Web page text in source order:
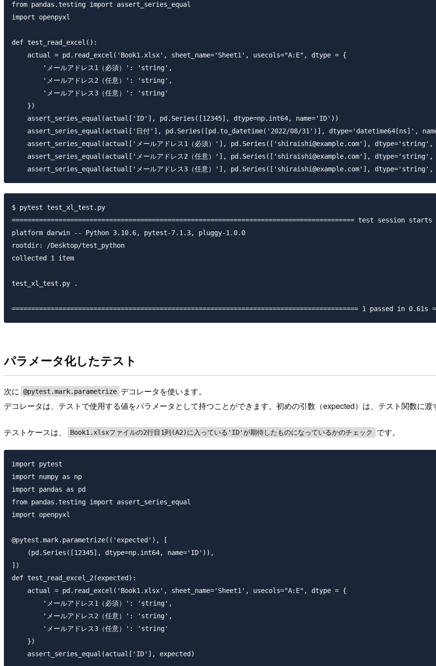
from pandas.testing import assert_series_equal
import openpyxl
def test_read_excel():
    actual = pd.read_excel('Book1.xlsx', sheet_name='Sheet1', usecols="A:E", dtype = {
        'メールアドレス1（必須）': 'string',
        'メールアドレス2（任意）': 'string',
        'メールアドレス3（任意）': 'string'
    })
    assert_series_equal(actual['ID'], pd.Series([12345], dtype=np.int64, name='ID'))
assert_series_equal(actual['日付'], pd.Series([pd.to_datetime('2022/08/31')], dtype='datetime64[ns]',
assert_series_equal(actual['メールアドレス1（必須）'], pd.Series(['shiraishi@example.com'], dtype='string',
assert_series_equal(actual['メールアドレス2（任意）'], pd.Series(['shiraishi@example.com'], dtype='string',
$ pytest test_xl_test.py
======================================================================================== test session starts
platform darwin -- Python 3.10.6, pytest-7.1.3, pluggy-1.0.0
rootdir: /Desktop/test_python
test_xl_test.py .
パラメータ化したテスト
次に @pytest.mark.parametrize デコレータを使います。
デコレータは、テストで使用する値をパラメータとして持つことができます。初めの引数（expected）は、テスト関数に
テストケースは、 Book1.xlsxファイルの2行目1列(A2)に入っている'ID'が期待したものになっているかのチェック です。
import pytest
import numpy as np
import pandas as pd
from pandas.testing import assert_series_equal
import openpyxl
@pytest.mark.parametrize(('expected'), [
    (pd.Series([12345], dtype=np.int64, name='ID')),
])
def test_read_excel_2(expected):
    actual = pd.read_excel('Book1.xlsx', sheet_name='Sheet1', usecols="A:E", dtype = {
        'メールアドレス1（必須）': 'string',
        'メールアドレス2（任意）': 'string',
        'メールアドレス3（任意）': 'string'
    })